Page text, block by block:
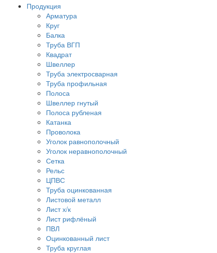
Продукция
Арматура
Круг
Балка
Труба ВГП
Квадрат
Швеллер
Труба электросварная
Труба профильная
Полоса
Швеллер гнутый
Полоса рубленая
Катанка
Проволока
Уголок равнополочный
Уголок неравнополочный
Сетка
Рельс
ЦПВС
Труба оцинкованная
Листовой металл
Лист х/к
Лист рифлёный
ПВЛ
Оцинкованный лист
Труба круглая